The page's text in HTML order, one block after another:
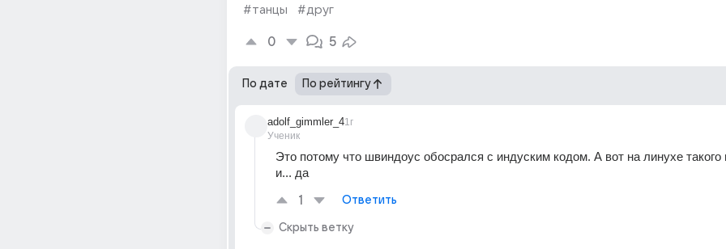
#танцы
#друг
0 5
По дате По рейтингу
adolf_gimmler_4
Ученик
1г
Это потому что швиндоус обосрался с индуским кодом. А вот на линухе такого
и... да
1 Ответить
Скрыть ветку